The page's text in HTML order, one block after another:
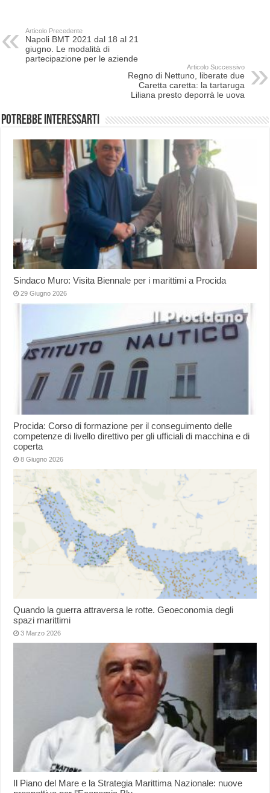
Articolo Precedente
Napoli BMT 2021 dal 18 al 21
giugno. Le modalità di
partecipazione per le aziende
Articolo Successivo
Regno di Nettuno, liberate due
Caretta caretta: la tartaruga
Liliana presto deporrà le uova
Potrebbe interessarti
Sindaco Muro: Visita Biennale per i marittimi a Procida
29 Giugno 2026
Procida: Corso di formazione per il conseguimento delle
competenze di livello direttivo per gli ufficiali di macchina e di
coperta
8 Giugno 2026
Quando la guerra attraversa le rotte. Geoeconomia degli
spazi marittimi
3 Marzo 2026
Il Piano del Mare e la Strategia Marittima Nazionale: nuove